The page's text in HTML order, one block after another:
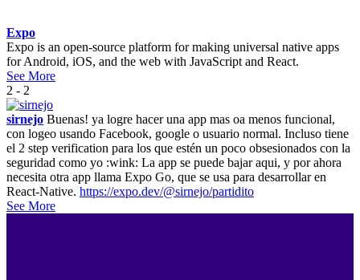
Expo
Expo is an open-source platform for making universal native apps
for Android, iOS, and the web with JavaScript and React.
See More
2 - 2
sirnejo Buenas! ya logre hacer una app mas oa menos funcional,
con logeo usando Facebook, google o usuario normal. Incluso tiene
el 2 step verification para los que estén un poco obsesionados con la
seguridad como yo :wink: La app se puede bajar aqui, y por ahora
necesita otra app llama Expo Go, que se usa para desarrollar en
React-Native. https://expo.dev/@sirnejo/partidito
See More